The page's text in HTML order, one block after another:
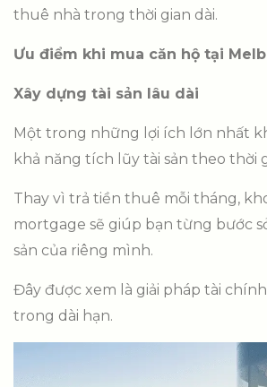
thuê nhà trong thời gian dài.
Ưu điểm khi mua căn hộ tại
Xây dựng tài sản lâu dài
Một trong những lợi ích lớn nhất
khả năng tích lũy tài sản theo thời
Thay vì trả tiền thuê mỗi tháng,
mortgage sẽ giúp bạn từng bước
sản của riêng mình.
Đây được xem là giải pháp tài
trong dài hạn.